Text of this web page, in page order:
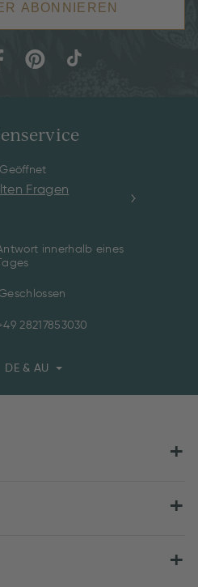
ABONNIEREN
Geöffnet
Fragen
innerhalb eines
28217853030
DE & AU